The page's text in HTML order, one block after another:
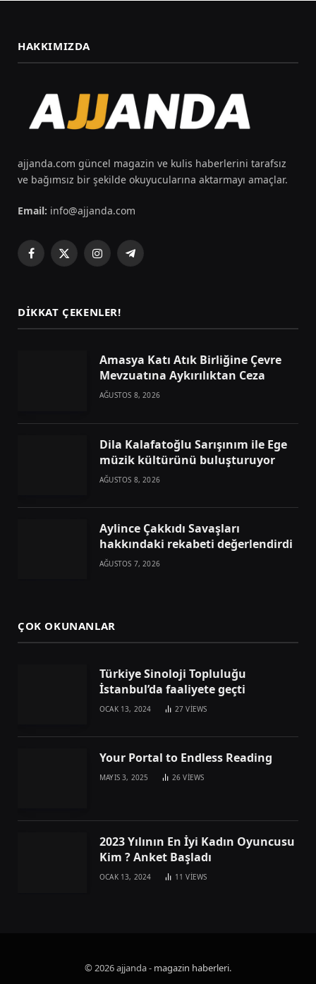
HAKKIMIZDA
ajjanda.com güncel magazin ve kulis haberlerini tarafsız
ve bağımsız bir şekilde okuyucularına aktarmayı amaçlar.
Email: info@ajjanda.com
Facebook
X
InstagramTelegram
DIKKAT ÇEKENLER!
Amasya Katı Atık Birliğine Çevre
Mevzuatına Aykırılıktan Ceza
AĞUSTOS 8, 2026
Dila Kalafatoğlu Sarışınım ile Ege
müzik kültürünü buluşturuyor
AĞUSTOS 8, 2026
Aylince Çakkıdı Savaşları
hakkındaki rekabeti değerlendirdi
AĞUSTOS 7, 2026
ÇOK OKUNANLAR
Türkiye Sinoloji Topluluğu
İstanbul’da faaliyete geçti
OCAK 13, 2024 27VIEWS
Your Portal to Endless Reading
MAYIS 3, 2025 26VIEWS
2023 Yılının En İyi Kadın Oyuncusu
Kim ? Anket Başladı
OCAK 13, 2024 11VIEWS
© 2026 ajjanda - magazin haberleri.